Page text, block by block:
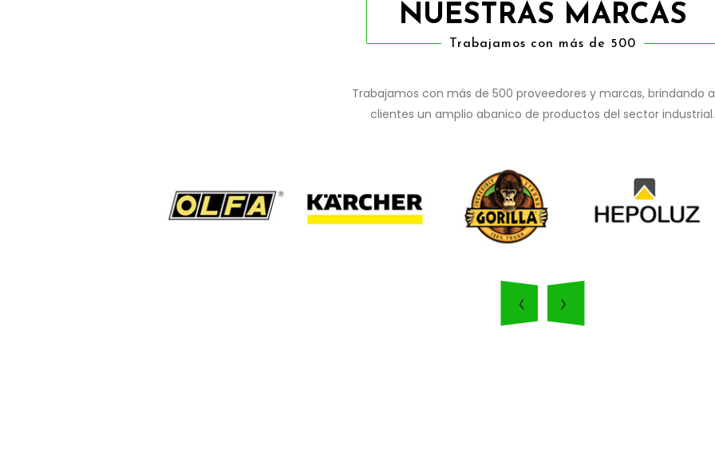
NUESTRAS MARCAS
Trabajamos con más de 500
Trabajamos con más de 500 proveedores y marcas, brindando
clientes un amplio abanico de productos del sector industrial.